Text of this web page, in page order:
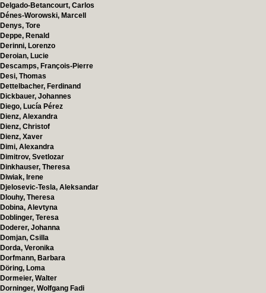
Delgado-Betancourt, Carlos
Dénes-Worowski, Marcell
Denys, Tore
Deppe, Renald
Derinni, Lorenzo
Deroian, Lucie
Descamps, François-Pierre
Desi, Thomas
Dettelbacher, Ferdinand
Dickbauer, Johannes
Diego, Lucía Pérez
Dienz, Alexandra
Dienz, Christof
Dienz, Xaver
Dimi, Alexandra
Dimitrov, Svetlozar
Dinkhauser, Theresa
Diwiak, Irene
Djelosevic-Tesla, Aleksandar
Dlouhy, Theresa
Dobina, Alevtyna
Doblinger, Teresa
Doderer, Johanna
Domjan, Csilla
Dorda, Veronika
Dorfmann, Barbara
Döring, Loma
Dormeier, Walter
Dorninger, Wolfgang Fadi